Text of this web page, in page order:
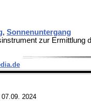
, Sonnenuntergang
zur Ermittlung
2024